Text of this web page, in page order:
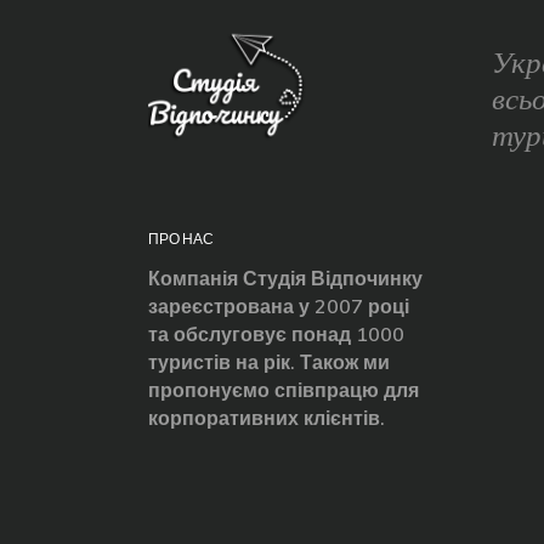
ПРО НАС
Компанія Студія Відпочинку
зареєстрована у 2007 році
та обслуговує понад 1000
туристів на рік. Також ми
пропонуємо співпрацю для
корпоративних клієнтів.